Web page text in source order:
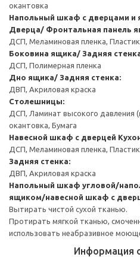
окантовка
Напольный шкаф с дверцами и
Дверца/ Фронтальная панель
ДСП, Меламиновая пленка,
Боковина ящика/ Задняя
ДСП, Полимерная пленка
Дно ящика/ Задняя стенка:
ДВП, Акриловая краска
Столешницы:
ДСП, Ламинат высокого давления
окантовка, Бумага
Навесной шкаф с дверцей
ДСП, Меламиновая пленка,
Задняя стенка:
ДВП, Акриловая краска
Напольный шкаф угловой/
ящиком/навесной шкаф с
Вытирать чистой сухой тканью.
Протирать мягкой тканью,
использовать неабразивное
Информация